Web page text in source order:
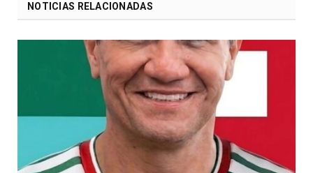
NOTICIAS RELACIONADAS